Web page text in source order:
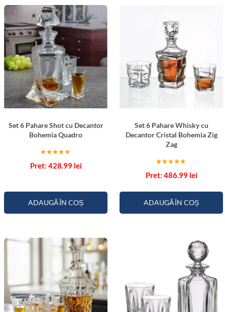
h
e
m
i
a
D
i
a
n
u
s
i
C
a
r
a
f
a
r
t
l
B
a
D
i
Set 6 Pahare Shot cu Decantor
Bohemia Quadro
5.00
428.99 lei
ADAUGĂ ÎN COȘ
Set 6 Pahare Whisky cu
Decantor Cristal Bohemia Zig
Zag
5.00
486.99 lei
ADAUGĂ ÎN COȘ